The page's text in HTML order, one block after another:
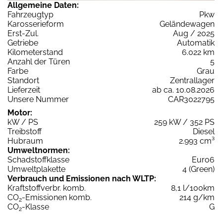
Allgemeine Daten:
Fahrzeugtyp
Pkw
Karosserieform
Geländewagen
Erst-Zul.
Aug / 2025
Getriebe
Automatik
Kilometerstand
6.022 km
Anzahl der Türen
5
Farbe
Grau
Standort
Zentrallager
Lieferzeit
ab ca. 10.08.2026
Unsere Nummer
CAR3022795
Motor:
kW / PS
259 kW / 352 PS
Treibstoff
Diesel
Hubraum
2.993 cm³
Umweltnormen:
Schadstoffklasse
Euro6
Umweltplakette
4 (Green)
Verbrauch und Emissionen nach WLTP:
Kraftstoffverbr. komb.
8,1 l/100km
CO2-Emissionen komb.
214 g/km
CO2-Klasse G